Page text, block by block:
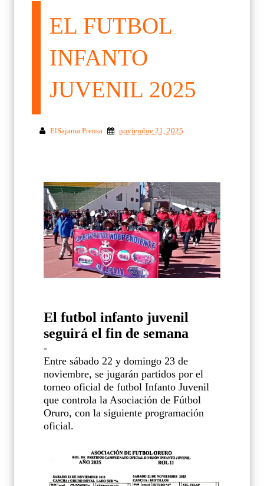
EL FUTBOL
INFANTO
JUVENIL 2025
ElSajama Prensa noviembre 21, 2025
El futbol infanto juvenil
seguirá el fin de semana
-
Entre sábado 22 y domingo 23 de
noviembre, se jugarán partidos por el
torneo oficial de futbol Infanto Juvenil
que controla la Asociación de Fútbol
Oruro, con la siguiente programación
oficial.